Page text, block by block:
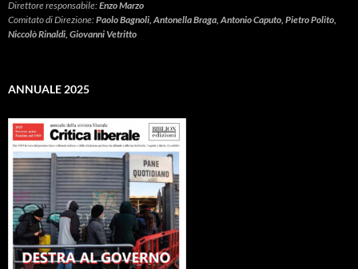
Direttore responsabile:Enzo Marzo
Comitato di Direzione:Paolo Bagnoli, Antonella Braga, Antonio Caputo, Pietro Polito,
Niccolò Rinaldi, Giovanni Vetritto
ANNUALE 2025